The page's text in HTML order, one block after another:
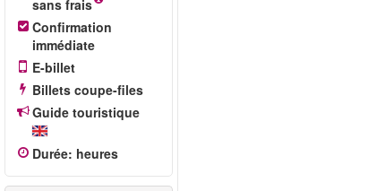
sans frais
Confirmation
immédiate
E-billet
Billets coupe-files
Guide touristique
Durée: heures